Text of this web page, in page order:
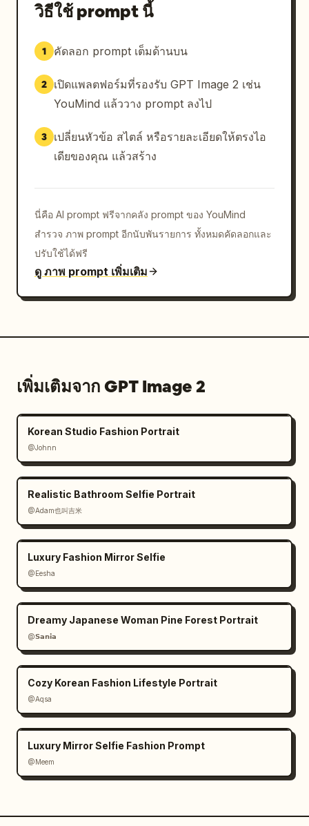
วิธีใช้ prompt นี้
1 คัดลอก prompt เต็มด้านบน
2
เปิดแพลตฟอร์มที่รองรับ GPT Image 2 เช่น
YouMind แล้ววาง prompt ลงไป
3
เปลี่ยนหัวข้อ สไตล์ หรือรายละเอียดให้ตรงไอ
เดียของคุณ แล้วสร้าง
นี่คือ AI prompt ฟรีจากคลัง prompt ของ YouMind
สำรวจ ภาพ prompt อีกนับพันรายการ ทั้งหมดคัดลอกและ
ปรับใช้ได้ฟรี
ดู ภาพ prompt เพิ่มเติม
เพิ่มเติมจาก GPT Image 2
Korean Studio Fashion Portrait
@Johnn
Realistic Bathroom Selfie Portrait
@Adam也叫吉米
Luxury Fashion Mirror Selfie
@Eesha
Dreamy Japanese Woman Pine Forest Portrait
@𝗦𝗮𝗻𝗶𝗮
Cozy Korean Fashion Lifestyle Portrait
@Aqsa
Luxury Mirror Selfie Fashion Prompt
@Meem